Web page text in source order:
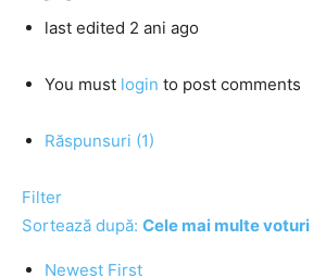
last edited 2 ani ago
You must login to post comments
Răspunsuri (1)
Filter
Sortează după: Cele mai multe voturi
Newest First